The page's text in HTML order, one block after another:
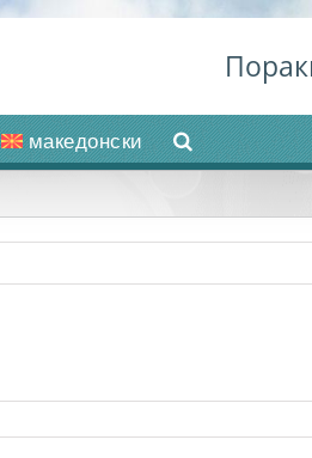
македонски